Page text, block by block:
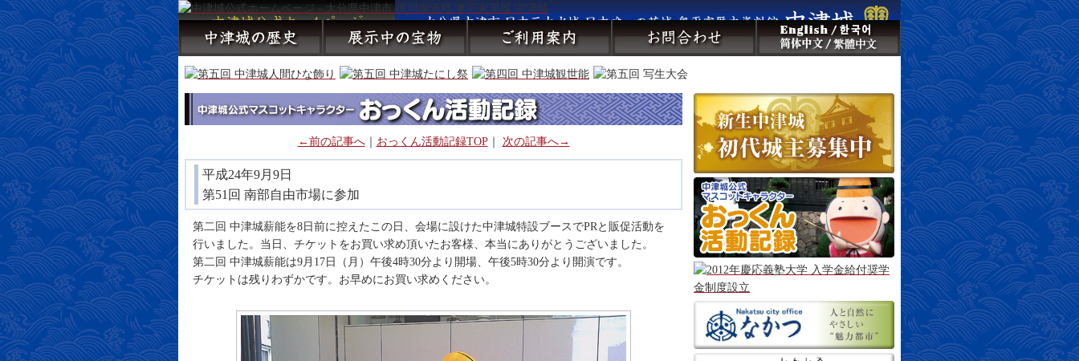
←前の記事へ｜ おっくん活動記録TOP｜ 次の記事へ→
平成24年9月9日
第51回 南部自由市場に参加
第二回 中津城薪能を8日前に控えたこの日、会場に設けた中津城特設ブースでPRと販促活動を
行いました。当日、チケットをお買い求め頂いたお客様、本当にありがとうございました。
第二回 中津城薪能は9月17日（月）午後4時30分より開場、午後5時30分より開演です。
チケットは残りわずかです。お早めにお買い求めください。